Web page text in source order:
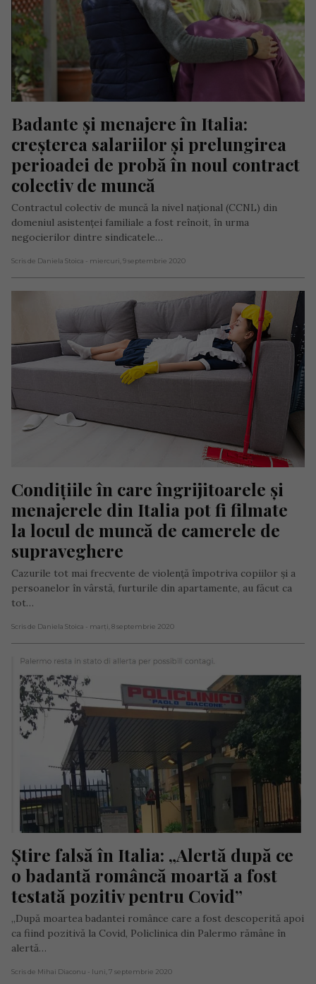
Badante și menajere în Italia:
creșterea salariilor și prelungirea
perioadei de probă în noul contract
colectiv de muncă
Contractul colectiv de muncă la nivel național (CCNL) din
domeniul asistenței familiale a fost reînoit, în urma
negocierilor dintre sindicatele…
Scris de Daniela Stoica - miercuri, 9 septembrie 2020
Condițiile în care îngrijitoarele și
menajerele din Italia pot fi filmate
la locul de muncă de camerele de
supraveghere
Cazurile tot mai frecvente de violență împotriva copiilor și a
persoanelor în vârstă, furturile din apartamente, au făcut ca
tot…
Scris de Daniela Stoica - marți, 8 septembrie 2020
Știre falsă în Italia: „Alertă după ce
o badantă româncă moartă a fost
testată pozitiv pentru Covid”
„După moartea badantei românce care a fost descoperită apoi
ca fiind pozitivă la Covid, Policlinica din Palermo rămâne în
alertă…
Scris de Mihai Diaconu - luni, 7 septembrie 2020